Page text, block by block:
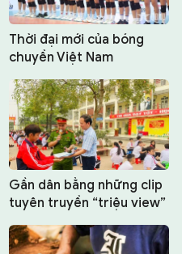
Thời đại mới của bóng
chuyền Việt Nam
Gần dân bằng những clip
tuyên truyền “triệu view”